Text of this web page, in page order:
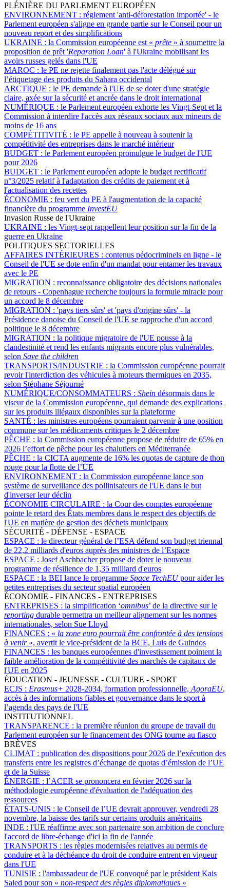
PLÉNIÈRE DU PARLEMENT EUROPÉEN
ENVIRONNEMENT : réglement 'anti-déforestation importée' - le
Parlement européen s'aligne en grande partie sur le Conseil pour un
nouveau report et des simplifications
UKRAINE : la Commission européenne est « prête » à soumettre la
proposition de prêt 'Reparation Loan' à l'Ukraine mobilisant les
avoirs russes gelés dans l'UE
MAROC : le PE ne rejette finalement pas l'acte délégué sur
l’étiquetage des produits du Sahara occidental
ARCTIQUE : le PE demande à l'UE de se doter d'une stratégie
claire, axée sur la sécurité et ancrée dans le droit international
NUMÉRIQUE : le Parlement européen exhorte les Vingt-Sept et la
Commission à interdire l'accès aux réseaux sociaux aux mineurs de
moins de 16 ans
COMPÉTITIVITÉ : le PE appelle à nouveau à soutenir la
compétitivité des entreprises dans le marché intérieur
BUDGET : le Parlement européen promulgue le budget de l'UE
pour 2026
BUDGET : le Parlement européen adopte le budget rectificatif
n°3/2025 relatif à l'adaptation des crédits de paiement et à
l'actualisation des recettes
ÉCONOMIE : feu vert du PE à l'augmentation de la capacité
financière du programme InvestEU
Invasion Russe de l'Ukraine
UKRAINE : les Vingt-sept rappellent leur position sur la fin de la
guerre en Ukraine
POLITIQUES SECTORIELLES
AFFAIRES INTÉRIEURES : contenus pédocriminels en ligne - le
Conseil de l'UE se dote enfin d'un mandat pour entamer les travaux
avec le PE
MIGRATION : reconnaissance obligatoire des décisions nationales
de retours - Copenhague recherche toujours la formule miracle pour
un accord le 8 décembre
MIGRATION : 'pays tiers sûrs' et 'pays d'origine sûrs' - la
Présidence danoise du Conseil de l'UE se rapproche d'un accord
politique le 8 décembre
MIGRATION : la politique migratoire de l'UE pousse à la
clandestinité et rend les enfants migrants encore plus vulnérables,
selon Save the children
TRANSPORTS/INDUSTRIE : la Commission européenne pourrait
revoir l'interdiction des véhicules à moteurs thermiques en 2035,
selon Stéphane Séjourné
NUMÉRIQUE/CONSOMMATEURS : Shein désormais dans le
viseur de la Commission européenne, qui demande des explications
sur les produits illégaux disponibles sur la plateforme
SANTÉ : les ministres européens pourraient parvenir à une position
commune sur les médicaments critiques le 2 décembre
PÊCHE : la Commission européenne propose de réduire de 65% en
2026 l’effort de pêche pour les chalutiers en Méditerranée
PÊCHE : la CICTA augmente de 16% les quotas de capture de thon
rouge pour la flotte de l’UE
ENVIRONNEMENT : la Commission européenne lance son
système de surveillance des pollinisateurs de l'UE dans le but
d'inverser leur déclin
ÉCONOMIE CIRCULAIRE : la Cour des comptes européenne
pointe le retard des États membres dans le respect des objectifs de
l'UE en matière de gestion des déchets municipaux
SÉCURITÉ - DÉFENSE - ESPACE
ESPACE : le directeur général de l’ESA défend son budget triennal
de 22,2 milliards d'euros auprès des ministres de l’Espace
ESPACE : Josef Aschbacher propose de doter le nouveau
programme de résilience de 1,35 milliard d'euros
ESPACE : la BEI lance le programme Space TechEUpour aider les
petites entreprises du secteur spatial européen
ÉCONOMIE - FINANCES - ENTREPRISES
ENTREPRISES : la simplification ‘omnibus’ de la directive sur le
reporting durable permettra un meilleur alignement sur les normes
internationales, selon Sue Lloyd
FINANCES : « la zone euro pourrait être confrontée à des tensions
à venir », avertit le vice-président de la BCE, Luis de Guindos
FINANCES : les banques européennes d'investissement pointent la
faible amélioration de la compétitivité des marchés de capitaux de
l'UE en 2025
ÉDUCATION - JEUNESSE - CULTURE - SPORT
ECJS : Erasmus+ 2028-2034, formation professionnelle, AgoraEU,
accès à des informations fiables et gouvernance dans le sport à
l’agenda des pays de l'UE
INSTITUTIONNEL
TRANSPARENCE : la première réunion du groupe de travail du
Parlement européen sur le financement des ONG tourne au fiasco
BRÈVES
CLIMAT : publication des dispositions pour 2026 de l’exécution des
transferts entre les registres d’échange de quotas d’émission de l’UE
et de la Suisse
ÉNERGIE : l’ACER se prononcera en février 2026 sur la
méthodologie européenne d'évaluation de l'adéquation des
ressources
ÉTATS-UNIS : le Conseil de l’UE devrait approuver, vendredi 28
novembre, la baisse des tarifs sur certains produits américains
INDE : l'UE réaffirme avec son partenaire son ambition de conclure
l'accord de libre-échange d'ici la fin de l'année
TRANSPORTS : les règles modernisées relatives au permis de
conduire et à la déchéance du droit de conduire entrent en vigueur
dans l'UE
TUNISIE : l'ambassadeur de l'UE convoqué par le président Kais
Saied pour son « non-respect des règles diplomatiques »